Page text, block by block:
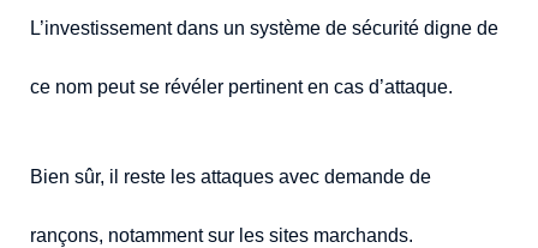
L’investissement dans un système de sécurité digne de
ce nom peut se révéler pertinent en cas d’attaque.
Bien sûr, il reste les attaques avec demande de
rançons, notamment sur les sites marchands.